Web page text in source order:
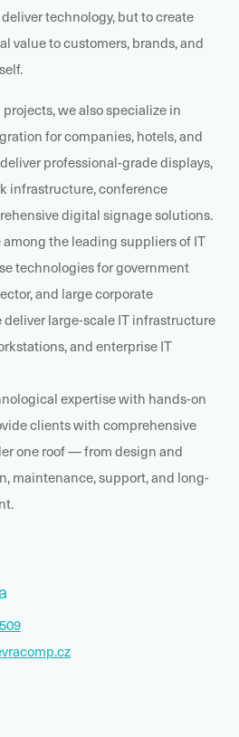
technology, but to create
value to customers, brands, and
we also specialize in
for companies, hotels, and
professional-grade displays,
infrastructure, conference
digital signage solutions.
among the leading suppliers of IT
technologies for government
and large corporate
large-scale IT infrastructure
and enterprise IT
expertise with hands-on
clients with comprehensive
one roof — from design and
maintenance, support, and long-